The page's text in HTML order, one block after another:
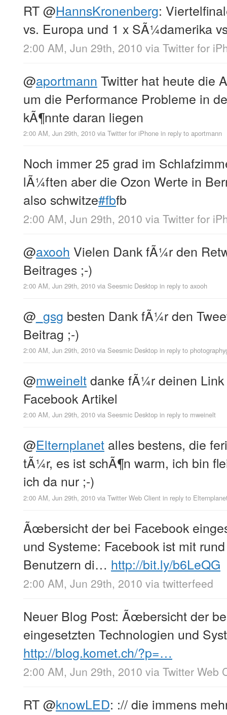
RT@HannsKronenberg:
vs. Europa und 1 x SÃ¼damerika
2:00 AM, Jun 29th, 2010 via Twitter for
@aportmann Twitter hat heute die
um die Performance Probleme in
kÃ¶nnte daran liegen
2:00 AM, Jun 29th, 2010 via Twitter for iPhone in reply to aportmann
Noch immer 25 grad im
lÃ¼ften aber die Ozon Werte in
also schwitze#fbfb
2:00 AM, Jun 29th, 2010 via Twitter for
@axooh Vielen Dank fÃ¼r den
Beitrages ;-)
2:00 AM, Jun 29th, 2010 via Seesmic Desktop in reply to axooh
@ _gsg besten Dank fÃ¼r den
Beitrag ;-)
2:00 AM, Jun 29th, 2010 via Seesmic Desktop in reply to
@mweineltdanke fÃ¼r deinen
Facebook Artikel
2:00 AM, Jun 29th, 2010 via Seesmic Desktop in reply to mweinelt
@Elternplanet alles bestens, die
tÃ¼r, es ist schÃ¶n warm, ich bin
ich da nur ;-)
2:00 AM, Jun 29th, 2010 via Twitter Web Client in reply to
Ãœbersicht der bei Facebook
und Systeme: Facebook ist mit
Benutzern di… http://bit.ly/b6LeQG
2:00 AM, Jun 29th, 2010 via twitterfeed
Neuer Blog Post: Ãœbersicht der
eingesetzten Technologien und
http://blog.komet.ch/?p=…
2:00 AM, Jun 29th, 2010 via Twitter Web
RT@knowLED: :// die immens